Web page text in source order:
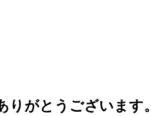
がとうございます。